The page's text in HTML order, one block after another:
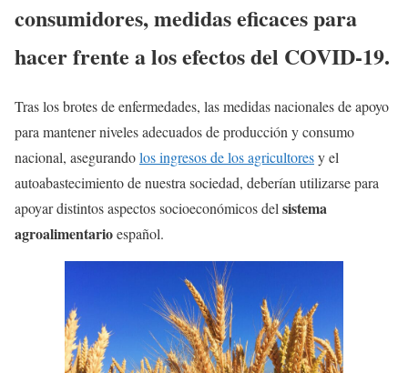
consumidores, medidas eficaces para
hacer frente a los efectos del COVID-19.
Tras los brotes de enfermedades, las medidas nacionales de apoyo
para mantener niveles adecuados de producción y consumo
nacional, asegurandolos ingresos de los agricultoresy el
autoabastecimiento de nuestra sociedad, deberían utilizarse para
apoyar distintos aspectos socioeconómicos del sistema
agroalimentarioespañol.